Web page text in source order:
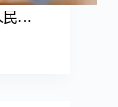
民…